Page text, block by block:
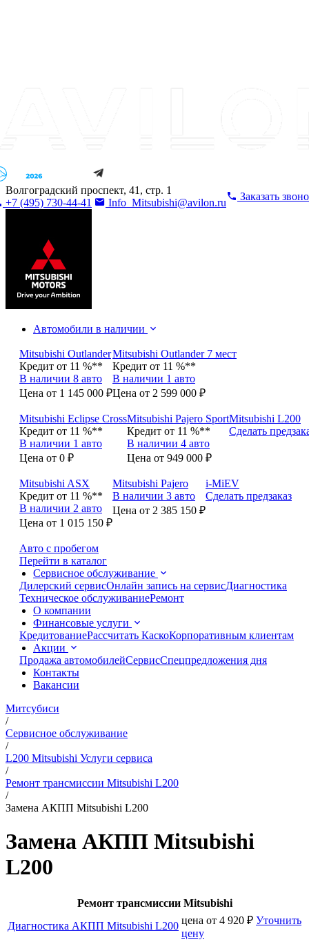
Волгоградский проспект, 41, стр. 1
+7 (495) 730-44-41
Info_Mitsubishi@avilon.ru
Заказать
Автомобили в наличии
Mitsubishi Outlander
Кредит от 11 %**
В наличии 8 авто
Цена от 1 145 000 ₽
Mitsubishi Outlander 7 мест
Кредит от 11 %**
В наличии 1 авто
Цена от 2 599 000 ₽
Mitsubishi Eclipse Cross
Кредит от 11 %**
В наличии 1 авто
Цена от 0 ₽
Mitsubishi Pajero Sport
Кредит от 11 %**
В наличии 4 авто
Цена от 949 000 ₽
Mitsubishi L200
Сделать
Mitsubishi ASX
Кредит от 11 %**
В наличии 2 авто
Цена от 1 015 150 ₽
Mitsubishi Pajero
В наличии 3 авто
Цена от 2 385 150 ₽
i-MiEV
Сделать предзаказ
Авто с пробегом
Перейти в каталог
Сервисное обслуживание
Дилерский сервисОнлайн запись на сервисДиагностика
Техническое обслуживаниеРемонт
О компании
Финансовые услуги
КредитованиеРассчитать КаскоКорпоративным клиентам
Акции
Продажа автомобилейСервисСпецпредложения дня
Контакты
Вакансии
Митсубиси
/
Сервисное обслуживание
/
L200 Mitsubishi Услуги сервиса
/
Ремонт трансмиссии Mitsubishi L200
/
Замена АКПП Mitsubishi L200
Замена АКПП Mitsubishi
L200
Ремонт трансмиссии Mitsubishi
Диагностика АКПП Mitsubishi L200 цена от 4 920 ₽ Уточнить
цену